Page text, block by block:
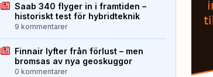
Saab 340 flyger in i framtiden –
historiskt test för hybridteknik
9 kommentarer
Finnair lyfter från förlust – men
bromsas av nya geoskuggor
0 kommentarer